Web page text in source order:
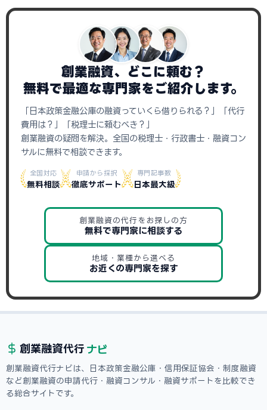
創業融資、どこに頼む？
無料で最適な専門家をご紹介します。
「日本政策金融公庫の融資っていくら借りられる？」「代行
費用は？」「税理士に頼むべき？」
創業融資の疑問を解決。全国の税理士・行政書士・融資コン
サルに無料で相談できます。
全国対応
無料相談
申請から採択
徹底サポート
専門記事数
日本最大級
創業融資の代行をお探しの方
無料で専門家に相談する
地域・業種から選べる
お近くの専門家を探す
創業融資代行 ナビ
創業融資代行ナビは、日本政策金融公庫・信用保証協会・制度融資
など創業融資の申請代行・融資コンサル・融資サポートを比較でき
る総合サイトです。